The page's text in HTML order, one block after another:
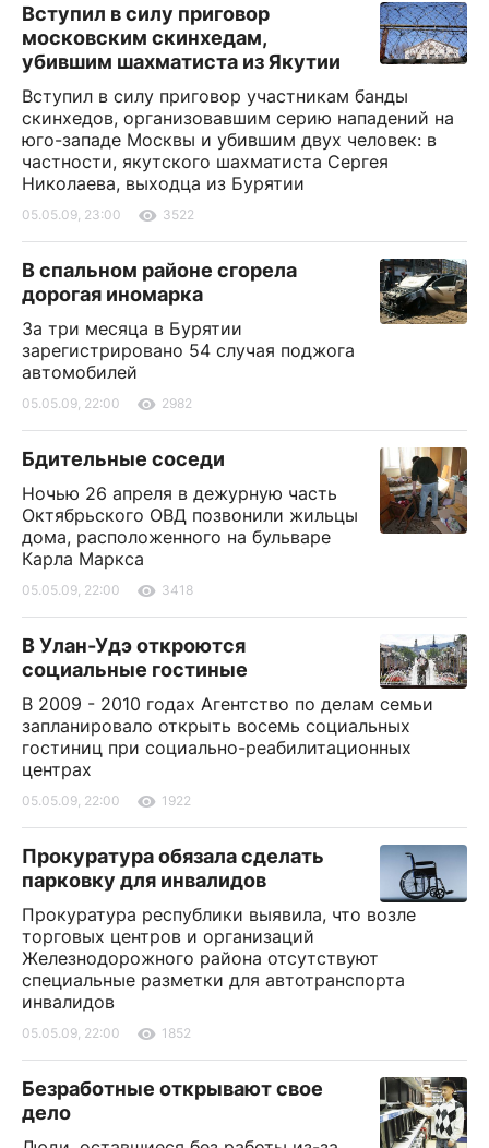
Вступил в силу приговор
московским скинхедам,
убившим шахматиста из Якутии
Вступил в силу приговор участникам банды
скинхедов, организовавшим серию нападений на
юго-западе Москвы и убившим двух человек: в
частности, якутского шахматиста Сергея
Николаева, выходца из Бурятии
05.05.09, 23:00 3522
В спальном районе сгорела
дорогая иномарка
За три месяца в Бурятии
зарегистрировано 54 случая поджога
автомобилей
05.05.09, 22:00 2982
Бдительные соседи
Ночью 26 апреля в дежурную часть
Октябрьского ОВД позвонили жильцы
дома, расположенного на бульваре
Карла Маркса
05.05.09, 22:00 3418
В Улан-Удэ откроются
социальные гостиные
В 2009 - 2010 годах Агентство по делам семьи
запланировало открыть восемь социальных
гостиниц при социально-реабилитационных
центрах
05.05.09, 22:00 1922
Прокуратура обязала сделать
парковку для инвалидов
Прокуратура республики выявила, что возле
торговых центров и организаций
Железнодорожного района отсутствуют
специальные разметки для автотранспорта
инвалидов
05.05.09, 22:00 1852
Безработные открывают свое
дело